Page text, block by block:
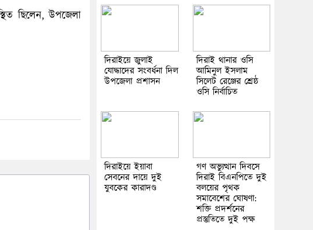
ছিলেন, উপজেলা
দিরাইয়ে জুলাই
যোদ্ধাদের সংবর্ধনা দিল
উপজেলা প্রশাসন
দিরাই থানার ওসি
আমিনুল ইসলাম
সিলেট রেঞ্জের শ্রেষ্ঠ
ওসি নির্বাচিত
দিরাইয়ে ইয়াবা
সেবনের দায়ে দুই
যুবকের কারাদণ্ড
গণ অভ্যুত্থান দিবসে
দিরাই বিএনপিতে দুই
বলয়ের পৃথক
সমাবেশের ঘোষণা:
শক্তি প্রদর্শনের
প্রস্তুতিতে দুই পক্ষ